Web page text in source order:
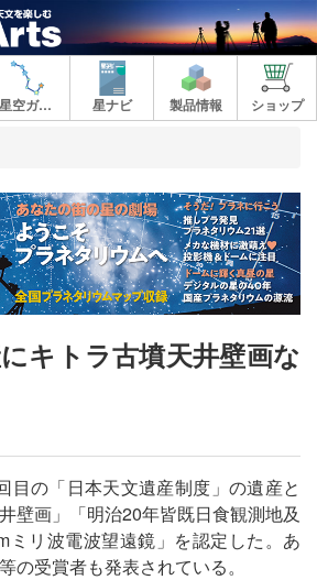
星空ガイド 星ナビ 製品情報 ショップ
キトラ古墳天井壁画な
目の「日本天文遺産制度」の遺産と
壁画」「明治20年皆既日食観測地及
ミリ波電波望遠鏡」を認定した。あ
の受賞者も発表されている。